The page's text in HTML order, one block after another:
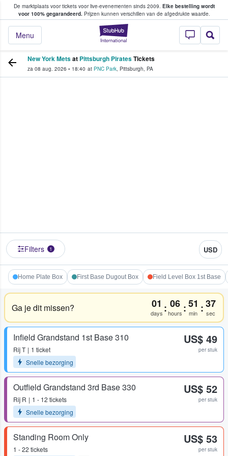
De marktplaats voor tickets voor live-evenementen sinds 2009. Elke bestelling wordt
voor 100% gegarandeerd.Prijzen kunnen verschillen van de afgedrukte waarde.
StubHub: waar
Menu
tickets kopen en verkopen
New York Metsat Pittsburgh PiratesTickets
za 08 aug. 2026 • 18:40 at PNC Park, Pittsburgh, PA
Filters 1 USD
Home Plate Box First Base Dugout Box Field Level Box 1st Base
Ga je dit missen? 01
days : 06
hours :51
min :37
sec
Infield Grandstand 1st Base 310
RijT
1 ticket
Snelle bezorging
US$ 49
per stuk
Outfield Grandstand 3rd Base 330
Rij R
1 - 12 tickets
Snelle bezorging
US$ 52
per stuk
Standing Room Only
1 - 22 tickets
US$ 53
per stuk